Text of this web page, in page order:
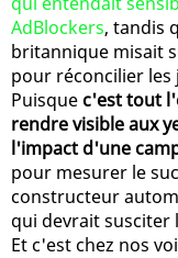
AdBlockers, tandis
britannique misait
pour réconcilier
Puisque c'est tout
rendre visible aux
l'impact d'une
pour mesurer le
constructeur
qui devrait susciter
Et c'est chez nos